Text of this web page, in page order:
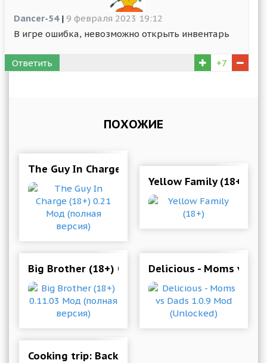
Dancer-54| 9 февраля 2023 19:12
В игре ошибка, невозможно открыть инвентарь
Ответить +7
ПОХОЖИЕ
The Guy In Charge (18+) 0.21 Мод (полная
Yellow Family (18+)
Big Brother (18+) 0.11.03 Мод (полная версия)
Delicious - Moms vs
Cooking trip: Back on the road